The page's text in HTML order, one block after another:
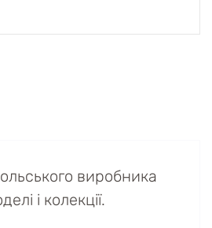
виробника
і колекції.